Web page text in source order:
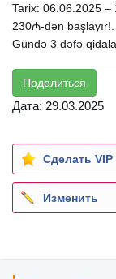
Tarix: 06.06.2025
230₼-dən
Gündə 3 dəfə
Поделиться
Дата: 29.03.2025
Сделать VIP
Изменить